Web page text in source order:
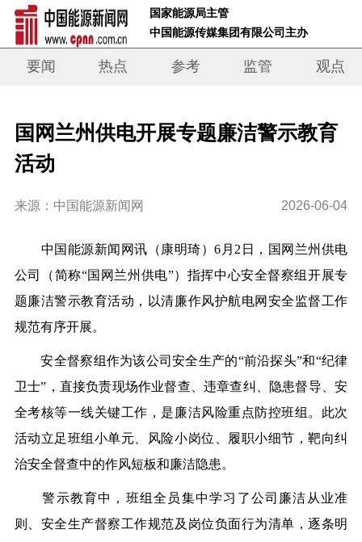
国家能源局主管
中国能源传媒集团有限公司主办
要闻 热点 参考 监管 观点
国网兰州供电开展专题廉洁警示教育
活动
来源：中国能源新闻网 2026-06-04
中国能源新闻网讯 （康明琦）6月2日，国网兰州供电
公司（简称“国网兰州供电”）指挥中心安全督察组开展专
题廉洁警示教育活动，以清廉作风护航电网安全监督工作
规范有序开展。
安全督察组作为该公司安全生产的“前沿探头”和“纪律
卫士”，直接负责现场作业督查、违章查纠、隐患督导、安
全考核等一线关键工作，是廉洁风险重点防控班组。此次
活动立足班组小单元、风险小岗位、履职小细节，靶向纠
治安全督查中的作风短板和廉洁隐患。
警示教育中，班组全员集中学习了公司廉洁从业准
则、安全生产督察工作规范及岗位负面行为清单，逐条明